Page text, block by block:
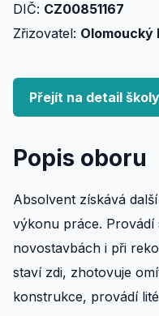
DIČ: CZ00851167
Zřizovatel: Olomoucký
Přejít na detail školy
Popis oboru
Absolvent získává
výkonu práce. Provádí
novostavbách i při
staví zdi, zhotovuje
konstrukce, provádí